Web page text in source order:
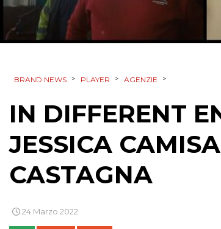
BRAND NEWS > PLAYER > AGENZIE >
IN DIFFERENT
JESSICA
CASTAGNA
24 Marzo 2022